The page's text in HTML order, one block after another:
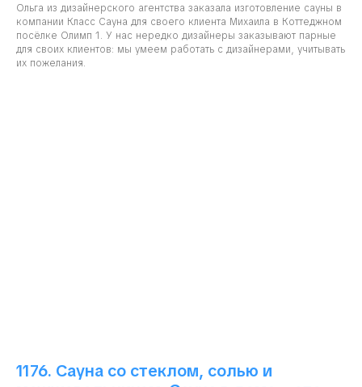
Ольга из дизайнерского агентства заказала изготовление сауны в
компании Класс Сауна для своего клиента Михаила в Коттеджном
посёлке Олимп 1. У нас нередко дизайнеры заказывают парные
для своих клиентов: мы умеем работать с дизайнерами, учитывать
их пожелания.
1176. Сауна со стеклом, солью и